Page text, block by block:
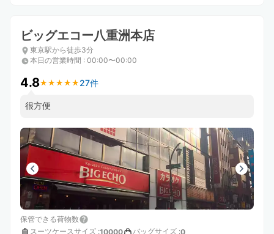
ビッグエコー八重洲本店
東京駅から徒歩3分
本日の営業時間 : 00:00〜00:00
4.8★ ★ ★ ★ ★
★ ★ ★ ★ ★ 27件
很方便
保管できる荷物数
スーツケースサイズ :10000 バッグサイズ :0